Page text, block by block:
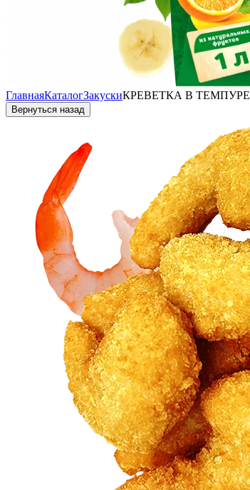
ГлавнаяКаталогЗакускиКРЕВЕТКА В ТЕМПУРЕ
Вернуться назад